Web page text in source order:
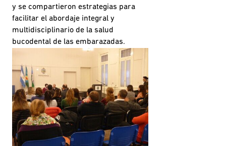
y se compartieron estrategias para
facilitar el abordaje integral y
multidisciplinario de la salud
bucodental de las embarazadas.